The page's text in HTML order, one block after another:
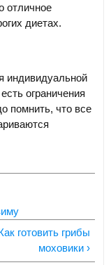
отличное
диетах.
индивидуальной
ограничения
помнить, что все
готовить грибы
моховики ›